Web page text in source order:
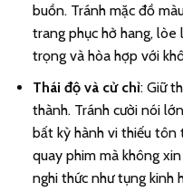
buồn. Tránh mặc đồ
trang phục hở hang,
trọng và hòa hợp với
Thái độ và cử chỉ: Giữ
thành. Tránh cười nói
bất kỳ hành vi thiếu tôn
quay phim mà không
nghi thức như tụng kinh